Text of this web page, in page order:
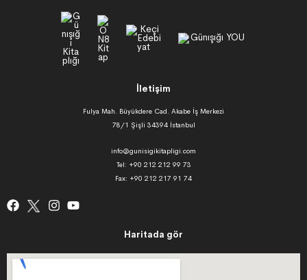
İletişim
Fulya Mah. Büyükdere Cad. Akabe İş Merkezi
78/1 Şişli 34394 İstanbul
info@gunisigikitapligi.com
Tel: +90 212 212 99 73
Fax: +90 212 217 91 74
Haritada gör